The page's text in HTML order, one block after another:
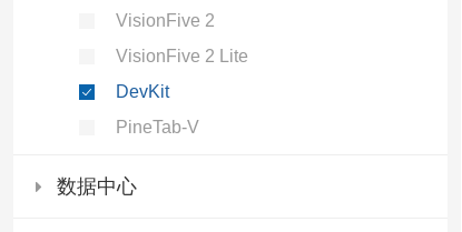
VisionFive 2
VisionFive 2 Lite
DevKit
PineTab-V
数据中心